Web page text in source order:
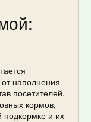
наполнения
посетителей.
кормов,
подкормке и их